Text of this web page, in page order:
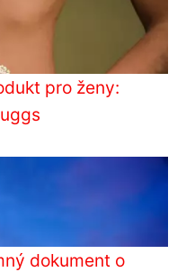
pro ženy:
dokument o